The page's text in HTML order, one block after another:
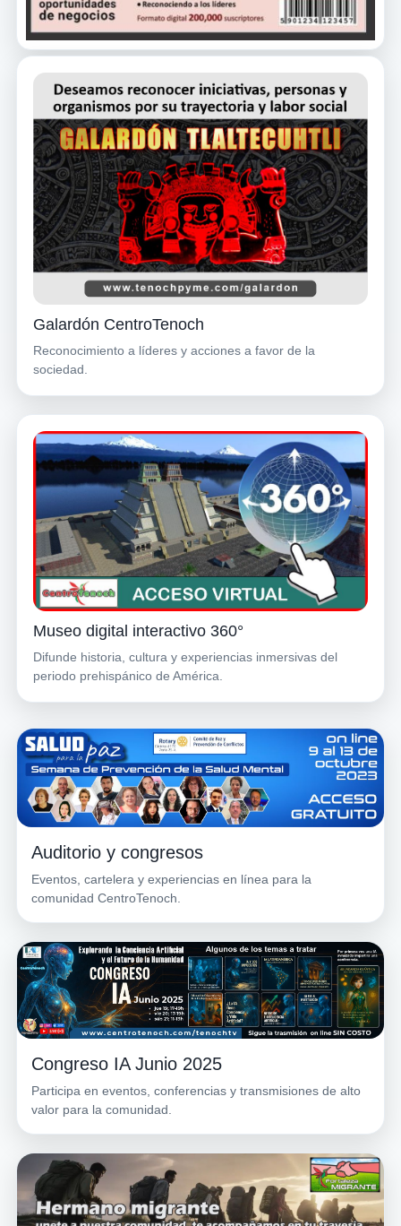
Galardón CentroTenoch
Reconocimiento a líderes y acciones a favor de la
sociedad.
Museo digital interactivo 360°
Difunde historia, cultura y experiencias inmersivas del
periodo prehispánico de América.
Auditorio y congresos
Eventos, cartelera y experiencias en línea para la
comunidad CentroTenoch.
Congreso IA Junio 2025
Participa en eventos, conferencias y transmisiones de alto
valor para la comunidad.